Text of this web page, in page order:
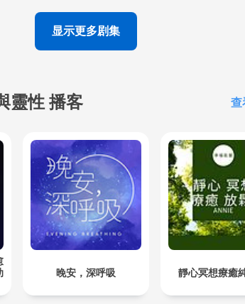
显示更多剧集
靈性 播客 查
晚安，深呼吸 靜心冥想療癒